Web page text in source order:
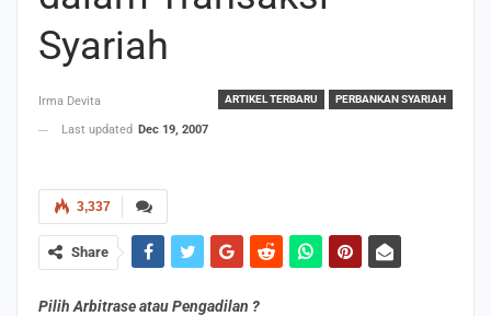
Syariah
ARTIKEL TERBARU PERBANKAN SYARIAH
Irma Devita
Last updated Dec 19, 2007
3,337
Share
Pilih Arbitrase atau Pengadilan ?